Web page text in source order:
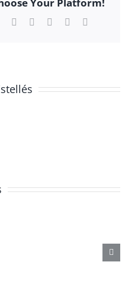
WhatsApp
TumblrPinterest Xing